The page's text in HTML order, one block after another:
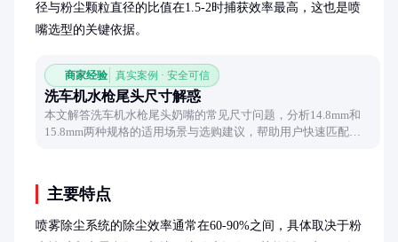
径与粉尘颗粒直径的比值在1.5-2时捕获效率最高，这也是喷
嘴选型的关键依据。
商家经验 真实案例 · 安全可信
洗车机水枪尾头尺寸解惑
本文解答洗车机水枪尾头奶嘴的常见尺寸问题，分析14.8mm和
15.8mm两种规格的适用场景与选购建议，帮助用户快速匹配设
主要特点
喷雾除尘系统的除尘效率通常在60-90%之间，具体取决于粉